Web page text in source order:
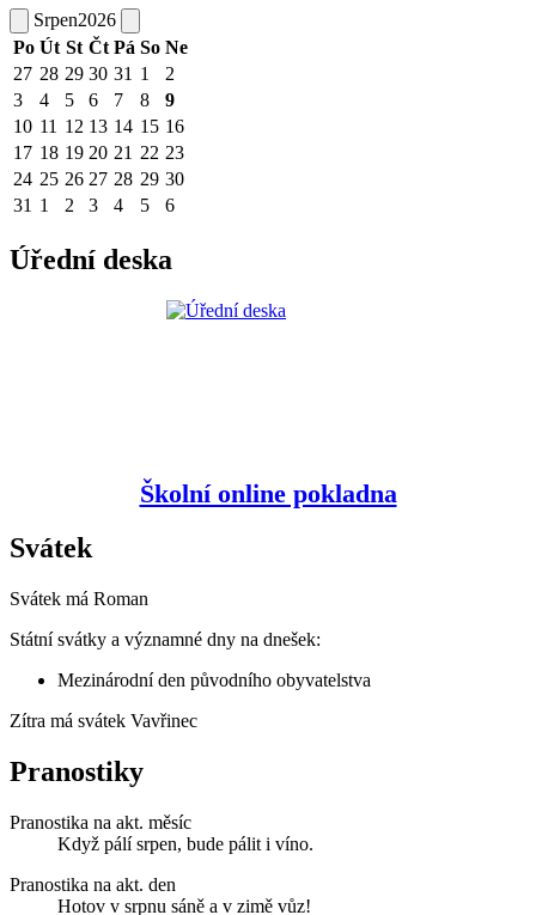
Srpen2026
Po Út St Čt Pá So Ne
27 28 29 30 31 1
2
3
4 5 6 7 8
9
10 11 12 13 14 15 16
17 18 19 20 21 22 23
24 25 26 27 28 29 30
31 1 2 3 4 5 6
Úřední deska
Školní online pokladna
Svátek
Svátek má Roman
Státní svátky a významné dny na dnešek:
Mezinárodní den původního obyvatelstva
Zítra má svátek Vavřinec
Pranostiky
Pranostika na akt. měsíc
Když pálí srpen, bude pálit i víno.
Pranostika na akt. den
Hotov v srpnu sáně a v zimě vůz!